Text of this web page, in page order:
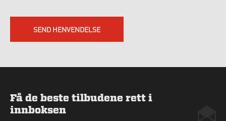
SEND HENVENDELSE
Få de beste tilbudene rett i
innboksen